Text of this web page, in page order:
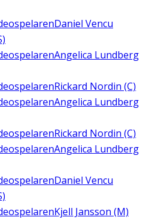
Daniel Vencu
Angelica Lundberg
Rickard Nordin (C)
Angelica Lundberg
Rickard Nordin (C)
Angelica Lundberg
Daniel Vencu
Kjell Jansson (M)